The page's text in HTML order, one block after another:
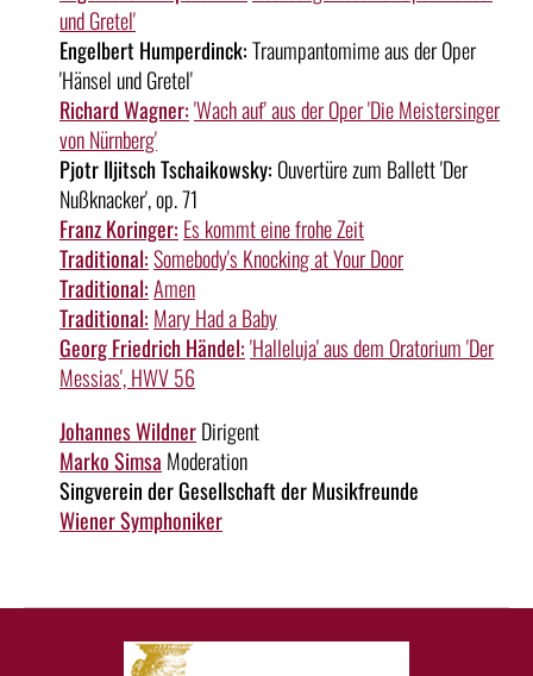
und Gretel'
Engelbert Humperdinck:Traumpantomime aus der Oper
'Hänsel und Gretel'
Richard Wagner:'Wach auf' aus der Oper 'Die Meistersinger
von Nürnberg'
Pjotr Iljitsch Tschaikowsky: Ouvertüre zum Ballett 'Der
Nußknacker', op. 71
Franz Koringer: Es kommt eine frohe Zeit
Traditional:Somebody's Knocking at Your Door
Traditional:Amen
Traditional: Mary Had a Baby
Georg Friedrich Händel:'Halleluja' aus dem Oratorium 'Der
Messias', HWV 56
Johannes WildnerDirigent
Marko Simsa Moderation
Singverein der Gesellschaft der Musikfreunde
Wiener Symphoniker